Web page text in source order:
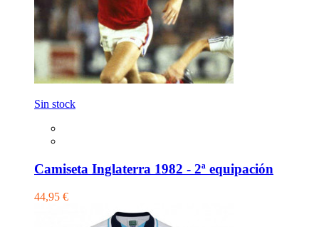
Sin stock
Camiseta Inglaterra 1982 - 2ª equipación
44,95 €